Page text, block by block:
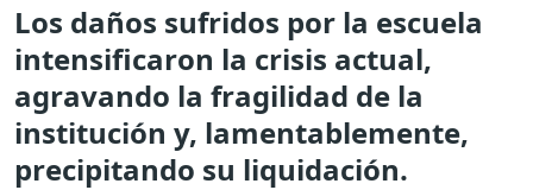
Los daños sufridos por la escuela
intensificaron la crisis actual,
agravando la fragilidad de la
institución y, lamentablemente,
precipitando su liquidación.